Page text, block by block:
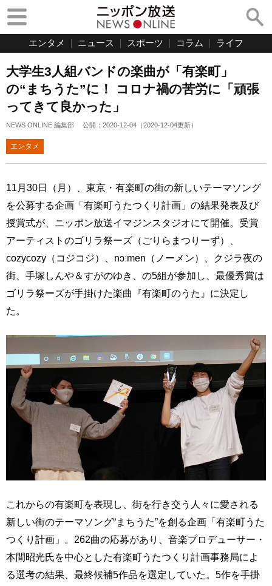
エンタメ ニュース スポーツ コラム ライフ
大学生3人組バンドの楽曲が「有楽町」
の“まちうた”に！ コロナ禍の苦労に「頑張
ってきて良かった」
NEWS ONLINE 編集部 公開： 2020-12-04 （2020-12-04更新）
エンタメ
11月30日（月）、東京・有楽町の街の新しいテーマソング
を公募する企画「有楽町うたつくり計画」の結果発表及び
授賞式が、ニッポン放送イマジンスタジオにて開催。受賞
アーティストのゴリラ祭ーズ（ごりらまつりーず）、
cozycozy（コジコジ）、nɔːmen（ノーメン）、クジラ夜の
街、手塚しんや＆すがのゆき、の5組が参加し、最優秀賞は
ゴリラ祭ーズが手掛けた楽曲『有楽町のうた』に決定し
た。
これからの有楽町を表現し、街を行き交う人々に愛される
新しい街のテーマソング“まちうた”を創る企画「有楽町うた
つくり計画」。262曲の応募があり、音楽プロデューサー・
本間昭光氏を中心とした有楽町うたつくり計画事務局によ
る選考の結果、最終候補5作品を選定していた。5作を手掛